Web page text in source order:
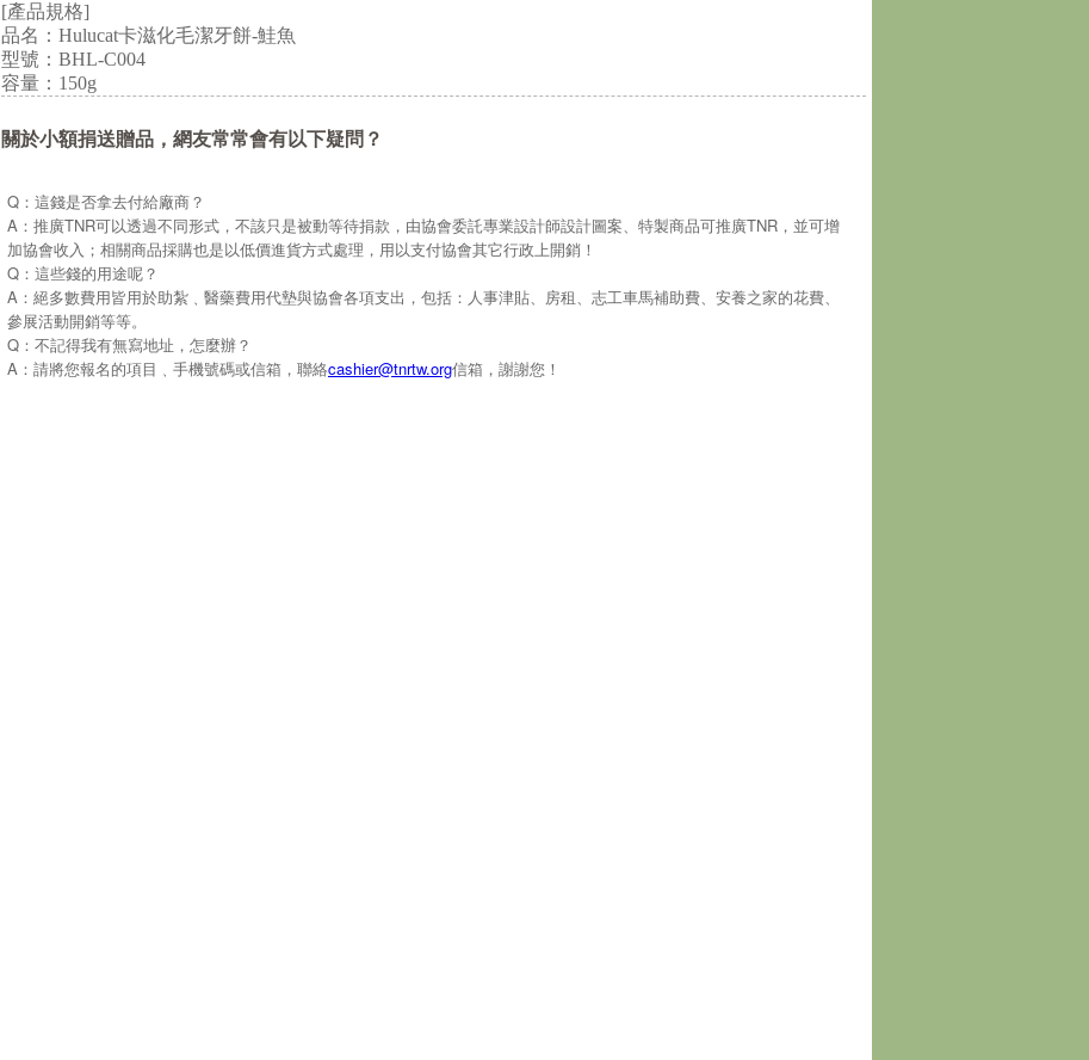
[產品規格]
品名：Hulucat卡滋化毛潔牙餅-鮭魚
型號：BHL-C004
容量：150g
關於小額捐送贈品，網友常常會有以下疑問？
Q：這錢是否拿去付給廠商？
A：推廣TNR可以透過不同形式，不該只是被動等待捐款，由協會委託專業設計師設計圖案、特製商品可推廣TNR，並可增
加協會收入；相關商品採購也是以低價進貨方式處理，用以支付協會其它行政上開銷！
Q：這些錢的用途呢？
A：絕多數費用皆用於助紮﹑醫藥費用代墊與協會各項支出，包括：人事津貼、房租、志工車馬補助費、安養之家的花費、
參展活動開銷等等。
Q：不記得我有無寫地址，怎麼辦？
A：請將您報名的項目﹑手機號碼或信箱，聯絡cashier@tnrtw.org信箱，謝謝您！